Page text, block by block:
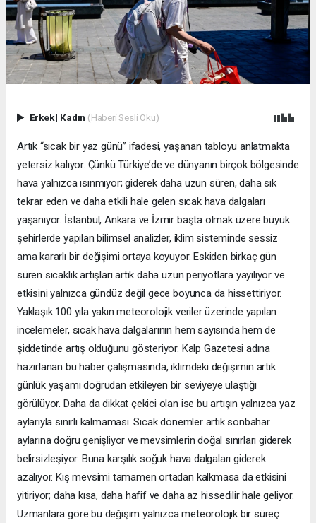
Erkek| Kadın (Haberi Sesli Oku)
Artık “sıcak bir yaz günü” ifadesi, yaşanan tabloyu anlatmakta
yetersiz kalıyor. Çünkü Türkiye’de ve dünyanın birçok bölgesinde
hava yalnızca ısınmıyor; giderek daha uzun süren, daha sık
tekrar eden ve daha etkili hale gelen sıcak hava dalgaları
yaşanıyor. İstanbul, Ankara ve İzmir başta olmak üzere büyük
şehirlerde yapılan bilimsel analizler, iklim sisteminde sessiz
ama kararlı bir değişimi ortaya koyuyor. Eskiden birkaç gün
süren sıcaklık artışları artık daha uzun periyotlara yayılıyor ve
etkisini yalnızca gündüz değil gece boyunca da hissettiriyor.
Yaklaşık 100 yıla yakın meteorolojik veriler üzerinde yapılan
incelemeler, sıcak hava dalgalarının hem sayısında hem de
şiddetinde artış olduğunu gösteriyor. Kalp Gazetesi adına
hazırlanan bu haber çalışmasında, iklimdeki değişimin artık
günlük yaşamı doğrudan etkileyen bir seviyeye ulaştığı
görülüyor. Daha da dikkat çekici olan ise bu artışın yalnızca yaz
aylarıyla sınırlı kalmaması. Sıcak dönemler artık sonbahar
aylarına doğru genişliyor ve mevsimlerin doğal sınırları giderek
belirsizleşiyor. Buna karşılık soğuk hava dalgaları giderek
azalıyor. Kış mevsimi tamamen ortadan kalkmasa da etkisini
yitiriyor; daha kısa, daha hafif ve daha az hissedilir hale geliyor.
Uzmanlara göre bu değişim yalnızca meteorolojik bir süreç